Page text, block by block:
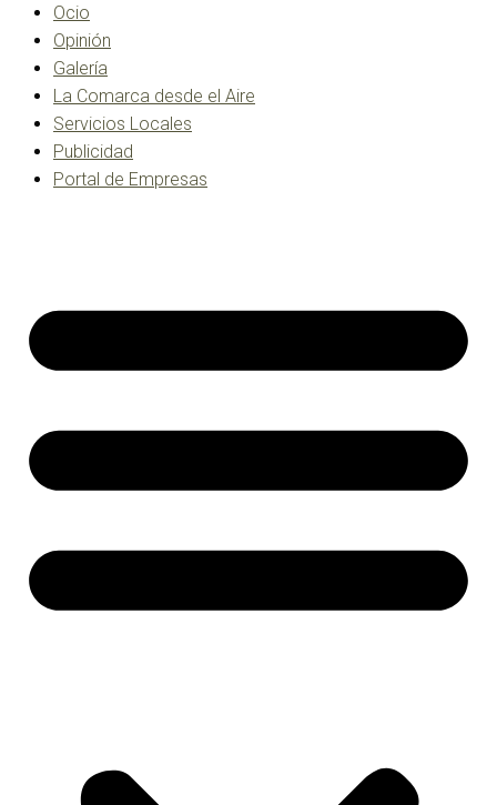
Ocio
Opinión
Galería
La Comarca desde el Aire
Servicios Locales
Publicidad
Portal de Empresas